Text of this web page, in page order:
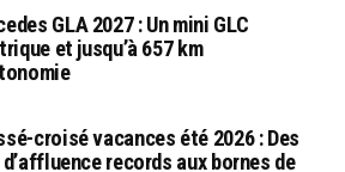
GLA 2027 : Un mini GLC
et jusqu’à 657 km
croisé vacances été 2026 : Des
records aux bornes de